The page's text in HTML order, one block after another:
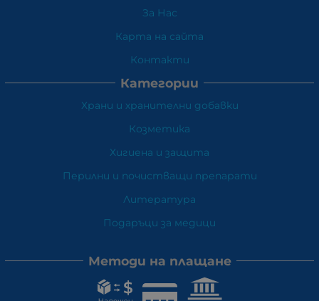
За Нас
Карта на сайта
Контакти
Категории
Храни и хранителни добавки
Козметика
Хигиена и защита
Перилни и почистващи препарати
Литература
Подаръци за медици
Методи на плащане